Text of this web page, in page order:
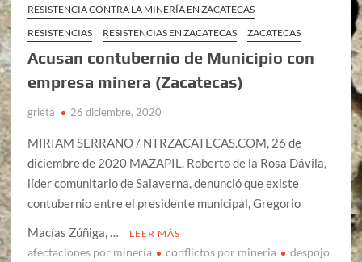
RESISTENCIA CONTRA LA MINERÍA EN ZACATECAS
RESISTENCIAS
RESISTENCIAS EN ZACATECAS ZACATECAS
Acusan contubernio de Municipio con
empresa minera (Zacatecas)
grieta 26 diciembre, 2020
MIRIAM SERRANO / NTRZACATECAS.COM, 26 de
diciembre de 2020 MAZAPIL. Roberto de la Rosa Dávila,
líder comunitario de Salaverna, denunció que existe
contubernio entre el presidente municipal, Gregorio
Macías Zúñiga, …
LEER MÁS
afectaciones por minería conflictos por mineria
despojo